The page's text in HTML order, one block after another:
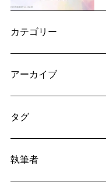
カテゴリー
アーカイブ
タグ
執筆者